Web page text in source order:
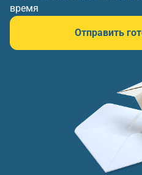
время
Отправить